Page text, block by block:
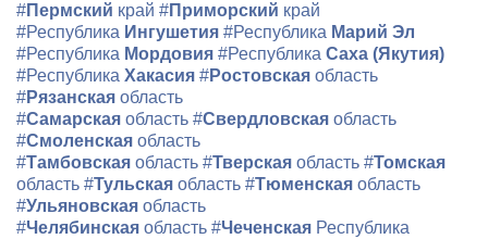
#Пермский край #Приморский край
#Республика Ингушетия #Республика Марий Эл
#Республика Мордовия #Республика Саха (Якутия)
#Республика Хакасия #Ростовская область
#Рязанская область
#Самарская область #Свердловская область
#Смоленская область
#Тамбовская область #Тверская область #Томская
область #Тульская область #Тюменская область
#Ульяновская область
#Челябинская область #Чеченская Республика